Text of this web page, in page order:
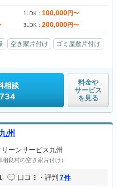
1LDK 100,000円〜
3LDK 200,000円〜
空き家片付け
ゴミ屋敷片付け
相談
料金や
サービス
を見る
州
リーンサービス九州
相良村の空き家片付け）
口コミ・評判 7件